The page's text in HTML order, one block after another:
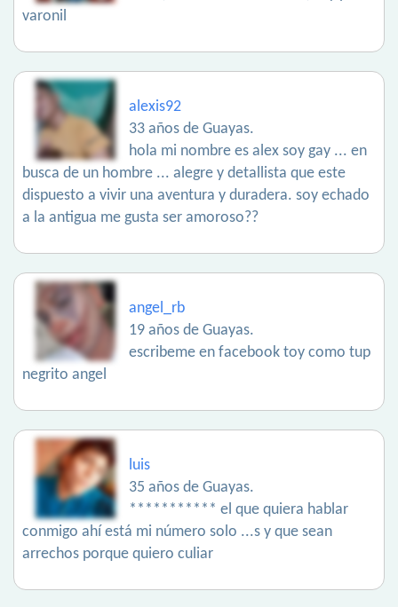
varonil
alexis92
33 años de Guayas.
hola mi nombre es alex soy gay ... en
busca de un hombre ... alegre y detallista que este
dispuesto a vivir una aventura y duradera. soy echado
a la antigua me gusta ser amoroso??
angel_rb
19 años de Guayas.
escribeme en facebook toy como tup
negrito angel
luis
35 años de Guayas.
*********** el que quiera hablar
conmigo ahí está mi número solo ...s y que sean
arrechos porque quiero culiar